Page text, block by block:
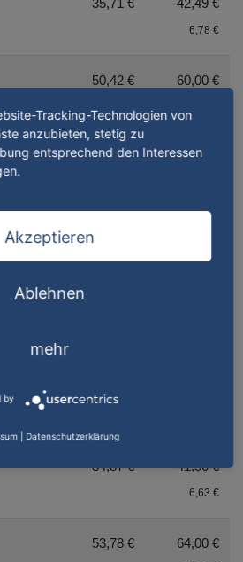
6,78 €
50,42 € 60,00 €
41,60 € 49,50 €
57,14 €
10,86 €
34,87 € 41,50 €
6,63 €
53,78 € 64,00 €
Tracking-Technologien von
anzubieten, stetig zu
entsprechend den Interessen
Akzeptieren
Ablehnen
mehr
by
Datenschutzerklärung